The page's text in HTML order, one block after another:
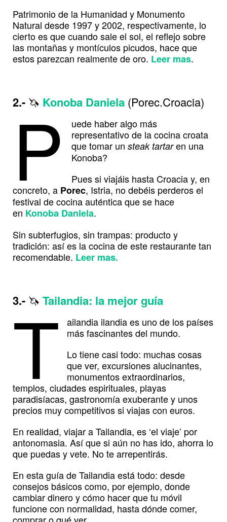
Patrimonio de la Humanidad y Monumento
Natural desde 1997 y 2002, respectivamente, lo
cierto es que cuando sale el sol, el reflejo sobre
las montañas y montículos picudos, hace que
estos parezcan realmente de oro. Leer mas.
2.- 🦄 Konoba Daniela (Porec.Croacia)
P
uede haber algo más
representativo de la cocina croata
que tomar un steak tartaren una
Konoba?
Pues si viajáis hasta Croacia y, en
concreto, a Porec, Istria, no debéis perderos el
festival de cocina auténtica que se hace
en Konoba Daniela.
Sin subterfugios, sin trampas: producto y
tradición: así es la cocina de este restaurante tan
recomendable. Leer mas.
3.- 🦄 Tailandia: la mejor guía
T
ailandia ilandia es uno de los países
más fascinantes del mundo.
Lo tiene casi todo: muchas cosas
que ver, excursiones alucinantes,
monumentos extraordinarios,
templos, ciudades espirituales, playas
paradisíacas, gastronomía exuberante y unos
precios muy competitivos si viajas con euros.
En realidad, viajar a Tailandia, es ‘el viaje’ por
antonomasia. Así que si aún no has ido, ahorra lo
que puedas y vete. No te arrepentirás.
En esta guía de Tailandia está todo: desde
consejos básicos como, por ejemplo, donde
cambiar dinero y cómo hacer que tu móvil
funcione con normalidad, hasta dónde comer,